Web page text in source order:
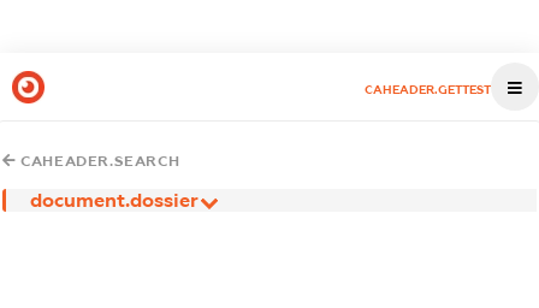
CAHEADER.GETTEST
CAHEADER.SEARCH
document.dossier